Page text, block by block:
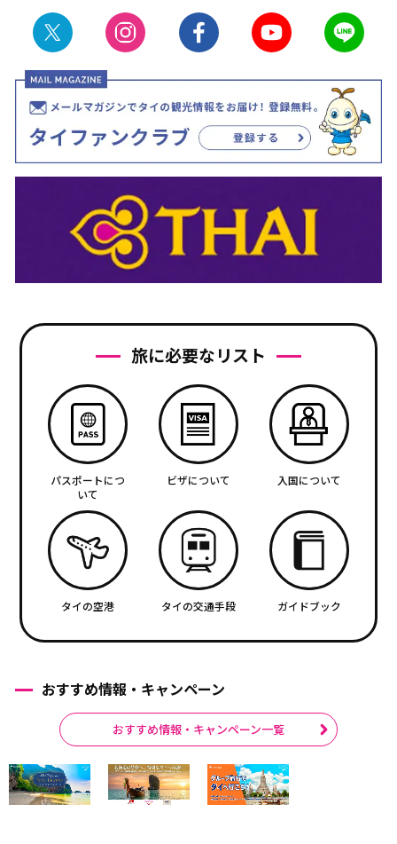
旅に必要なリスト
パスポートにつ
いて
ビザについて 入国について
タイの空港 タイの交通手段 ガイドブック
おすすめ情報・キャンペーン
おすすめ情報・キャンペーン一覧